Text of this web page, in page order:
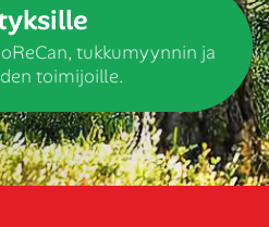
tukkumyynnin ja
toimijoille.